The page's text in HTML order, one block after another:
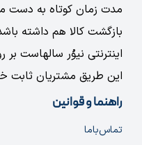
مدت زمان کوتاه به دست
بازگشت کالا هم داشته
اینترنتی نیوُر سالهاست بر
این طریق مشتریان ثابت
راهنما و قوانین
تماس‌با‌ما